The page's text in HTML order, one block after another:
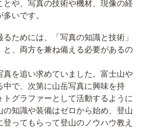
や、写真の技術や機材、現像の経
いです。
ためには、「写真の知識と技術」
と、両方を兼ね備える必要があるの
真を追い求めていました。富士山や
中で、次第に山岳写真に興味を持
トグラファーとして活動するように
の知識や装備はゼロから始め、登山
ってもらって登山のノウハウ教え